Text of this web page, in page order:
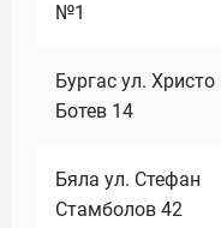
№1
Бургас ул. Христо
Ботев 14
Бяла ул. Стефан
Стамболов 42